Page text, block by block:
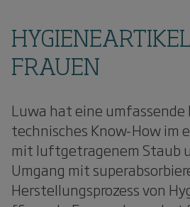
FRAUEN
Luwa hat eine umfassende
technisches Know-How im
mit luftgetragenem Staub
Umgang mit
Herstellungsprozess von